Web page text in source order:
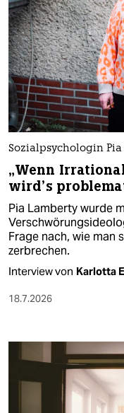
Sozialpsychologin Pia
„Wenn
wird’s
Pia Lamberty wurde
Frage nach, wie man
zerbrechen.
Interview von Karlotta
18.7.2026